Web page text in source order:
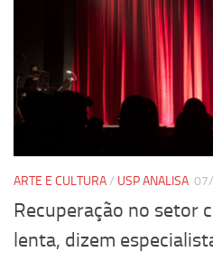
Cátedras
Pesquisa
Grupo de Estudos
em Saúde com foco em
ARTE E CULTURA/ USP ANALISA
Recuperação no setor
lenta, dizem